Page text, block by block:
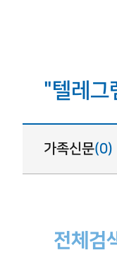
"텔레
가족신문(0)
전체검